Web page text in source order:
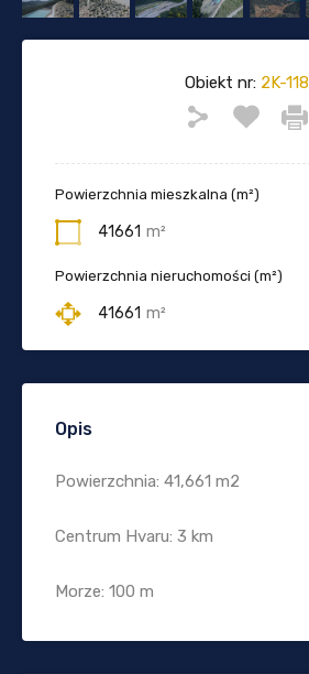
Obiekt nr:2K-118
Powierzchnia mieszkalna (m²)
41661 m²
Powierzchnia nieruchomości (m²)
41661 m²
Opis
Powierzchnia: 41,661 m2
Centrum Hvaru: 3 km
Morze: 100 m